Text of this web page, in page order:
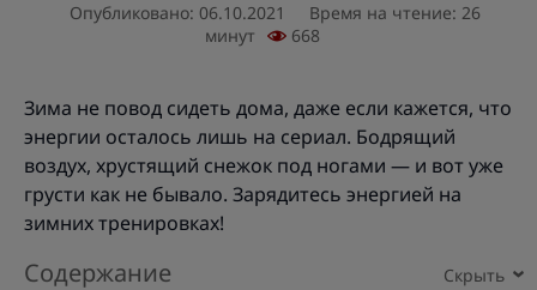
Опубликовано: 06.10.2021
Время на чтение: 26
минут
668
Зима не повод сидеть дома, даже если кажется, что
энергии осталось лишь на сериал. Бодрящий
воздух, хрустящий снежок под ногами — и вот уже
грусти как не бывало. Зарядитесь энергией на
зимних тренировках!
Содержание